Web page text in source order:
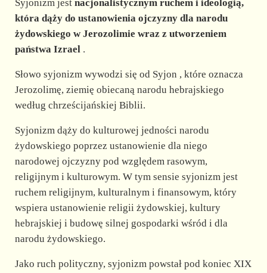
Syjonizm jest nacjonalistycznym ruchem i ideologią,
która dąży do ustanowienia ojczyzny dla narodu
żydowskiego w Jerozolimie wraz z utworzeniem
państwa Izrael.
Słowo syjonizm wywodzi się od Syjon , które oznacza
Jerozolimę, ziemię obiecaną narodu hebrajskiego
według chrześcijańskiej Biblii.
Syjonizm dąży do kulturowej jedności narodu
żydowskiego poprzez ustanowienie dla niego
narodowej ojczyzny pod względem rasowym,
religijnym i kulturowym. W tym sensie syjonizm jest
ruchem religijnym, kulturalnym i finansowym, który
wspiera ustanowienie religii żydowskiej, kultury
hebrajskiej i budowę silnej gospodarki wśród i dla
narodu żydowskiego.
Jako ruch polityczny, syjonizm powstał pod koniec XIX